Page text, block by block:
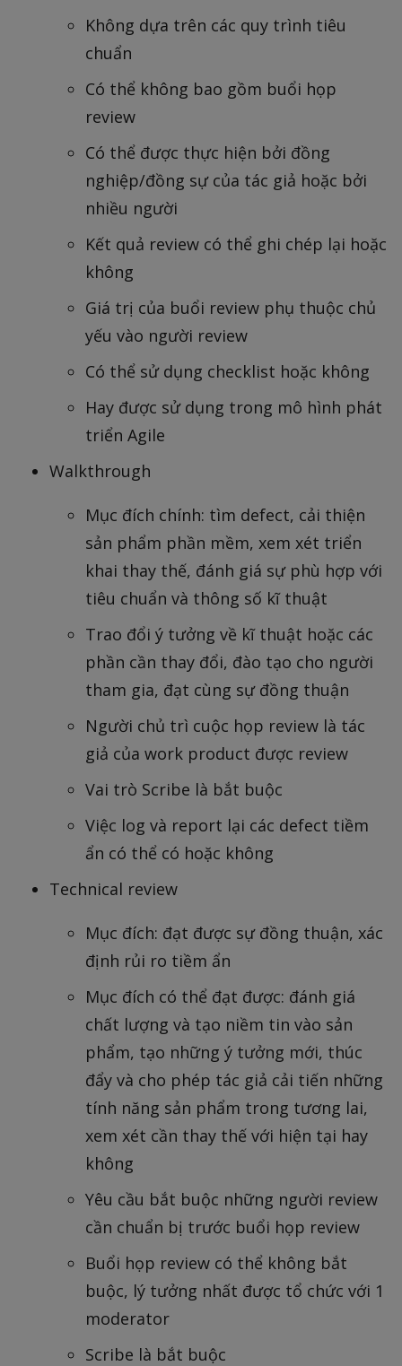
Không dựa trên các quy trình tiêu
chuẩn
Có thể không bao gồm buổi họp
review
Có thể được thực hiện bởi đồng
nghiệp/đồng sự của tác giả hoặc bởi
nhiều người
Kết quả review có thể ghi chép lại hoặc
không
Giá trị của buổi review phụ thuộc chủ
yếu vào người review
Có thể sử dụng checklist hoặc không
Hay được sử dụng trong mô hình phát
triển Agile
Walkthrough
Mục đích chính: tìm defect, cải thiện
sản phẩm phần mềm, xem xét triển
khai thay thế, đánh giá sự phù hợp với
tiêu chuẩn và thông số kĩ thuật
Trao đổi ý tưởng về kĩ thuật hoặc các
phần cần thay đổi, đào tạo cho người
tham gia, đạt cùng sự đồng thuận
Người chủ trì cuộc họp review là tác
giả của work product được review
Vai trò Scribe là bắt buộc
Việc log và report lại các defect tiềm
ẩn có thể có hoặc không
Technical review
Mục đích: đạt được sự đồng thuận, xác
định rủi ro tiềm ẩn
Mục đích có thể đạt được: đánh giá
chất lượng và tạo niềm tin vào sản
phẩm, tạo những ý tưởng mới, thúc
đẩy và cho phép tác giả cải tiến những
tính năng sản phẩm trong tương lai,
xem xét cần thay thế với hiện tại hay
không
Yêu cầu bắt buộc những người review
cần chuẩn bị trước buổi họp review
Buổi họp review có thể không bắt
buộc, lý tưởng nhất được tổ chức với 1
moderator
Scribe là bắt buộc